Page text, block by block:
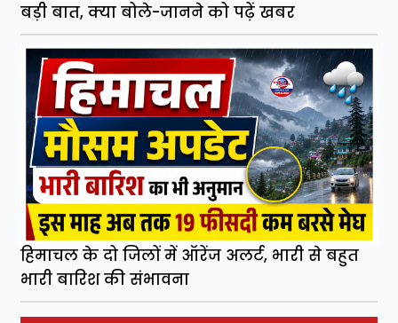
बड़ी बात, क्या बोले-जानने को पढ़ें खबर
हिमाचल के दो जिलों में ऑरेंज अलर्ट, भारी से बहुत
भारी बारिश की संभावना